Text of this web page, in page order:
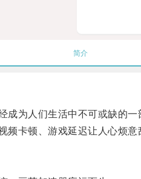
简介
为人们生活中不可或缺的一
卡顿、游戏延迟让人心烦意